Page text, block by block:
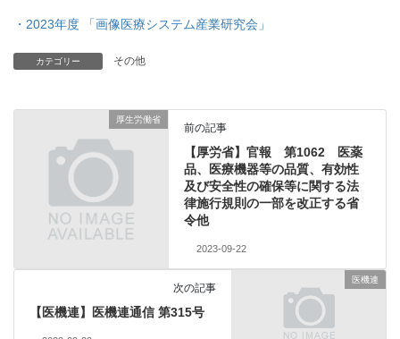
・2023年度 「画像医療システム産業研究会」
カテゴリー その他
厚生労働省
前の記事
【厚労省】官報 第1062 医薬
品、医療機器等の品質、有効性
及び安全性の確保等に関する法
律施行規則の一部を改正する省
令他
2023-09-22
医機連
次の記事
【医機連】医機連通信 第315号